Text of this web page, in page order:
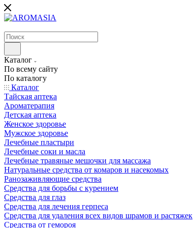
Каталог
По всему сайту
По каталогу
Каталог
Тайская аптека
Ароматерапия
Детская аптека
Женское здоровье
Мужское здоровье
Лечебные пластыри
Лечебные соки и масла
Лечебные травяные мешочки для массажа
Натуральные средства от комаров и насекомых
Ранозаживляющие средства
Средства для борьбы с курением
Средства для глаз
Средства для лечения герпеса
Средства для удаления всех видов шрамов и растяжек
Средства от гемороя